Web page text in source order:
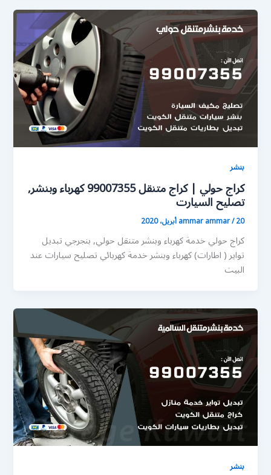
بنشر
كراج حولي | كراج متنقل 99007355 كهرباء وبنشر,
تصليح السيارت
ammar ammar/20 أبريل، 2020
كراج حولي خدمة كهرباء وبنشر متنقل حولي, بنجرجي تبديل
تواير ( اطارات) كهرباء وبنشر خدمة كهربائي تصليح سيارات عند
البيت
بنشر